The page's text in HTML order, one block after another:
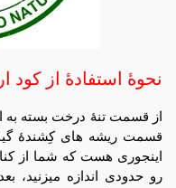
نحوۀ استفادۀ از کود
از قسمت تنۀ درخت بسته به
قسمت ریشه های کِشندۀ
اینجوری هست که شما از